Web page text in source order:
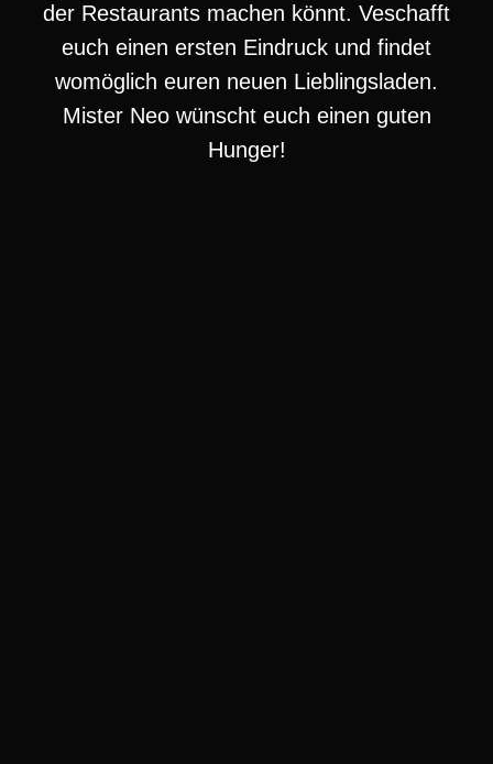
der Restaurants machen könnt. Veschafft
euch einen ersten Eindruck und findet
womöglich euren neuen Lieblingsladen.
Mister Neo wünscht euch einen guten
Hunger!